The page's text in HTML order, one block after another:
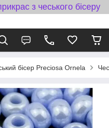
з чеського бісеру
бісер Preciosa Ornela